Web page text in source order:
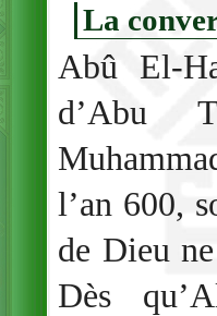
La
Abû El-
d’Abu
l’an 600,
de Dieu
Dès